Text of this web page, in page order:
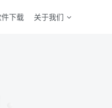
下载 关于我们